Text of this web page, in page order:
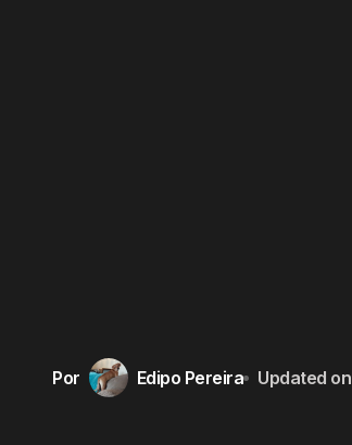
Por Edipo Pereira Updated on